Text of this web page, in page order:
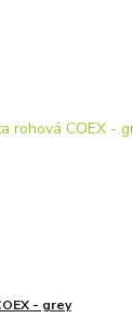
- grey